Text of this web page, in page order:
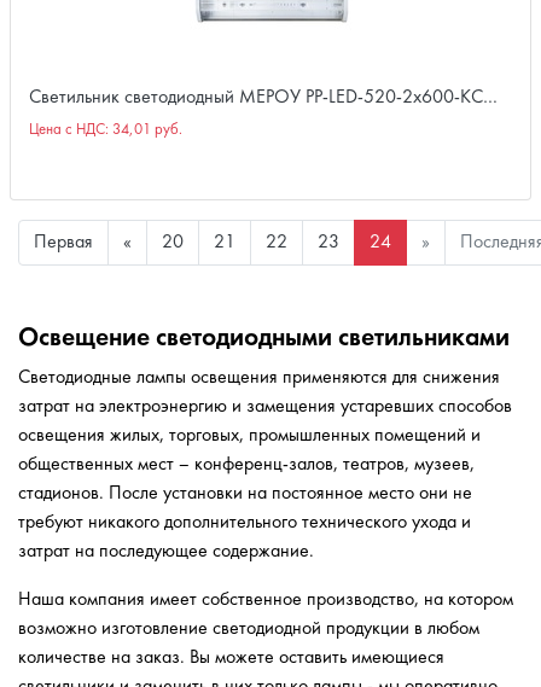
Светильник светодиодный МЕРОУ PP-LED-520-2х600-КС…
Цена с НДС: 34,01 руб.
Первая « 20 21 22 23 24 »
Освещение светодиодными светильниками
Светодиодные лампы освещения применяются для снижения
затрат на электроэнергию и замещения устаревших способов
освещения жилых, торговых, промышленных помещений и
общественных мест – конференц-залов, театров, музеев,
стадионов. После установки на постоянное место они не
требуют никакого дополнительного технического ухода и
затрат на последующее содержание.
Наша компания имеет собственное производство, на котором
возможно изготовление светодиодной продукции в любом
количестве на заказ. Вы можете оставить имеющиеся